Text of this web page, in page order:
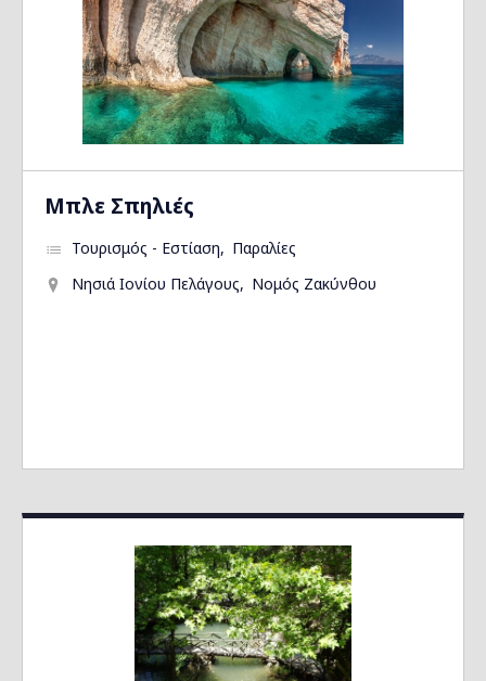
Μπλε Σπηλιές
Τουρισμός - Εστίαση
Παραλίες
Νησιά Ιονίου Πελάγους
Νομός Ζακύνθου